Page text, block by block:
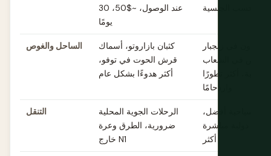
عند الوصول، ~$50، 30
يومًا
الساحل والغوص
كثبان بازاروتو، أسماك
قرش الحوت في توفو،
أكثر هدوءًا بشكل عام
تاون في زنجبار
في الشعاب
أكثر تطورًا
وازدحامًا
التنقل
الرحلات الجوية المحلية
ضرورية، الطرق وعرة
خارج N1
سياحية أفضل،
دولية مباشرة
أكثر